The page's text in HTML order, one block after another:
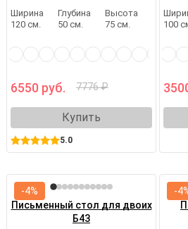
Ширина
120 см.
Глубина
50 см.
Высота
75 см.
6550 руб. 7776 ₽
Купить
5.0
100
Письменный стол для двоих
Б43
-4%
-